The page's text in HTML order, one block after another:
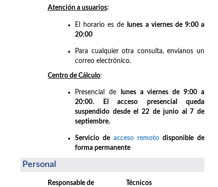
Atención a usuarios:
El horario es de
lunes a viernes de 9:00 a
20:00
Para cualquier otra consulta, envíanos un
correo electrónico.
Centro de Cálculo:
Presencial de
lunes a viernes de 9:00 a
20:00. El acceso presencial queda
suspendido desde el 22 de junio al 7 de
septiembre.
Servicio de acceso remoto disponible de
forma permanente
Personal
Responsable de
Técnicos